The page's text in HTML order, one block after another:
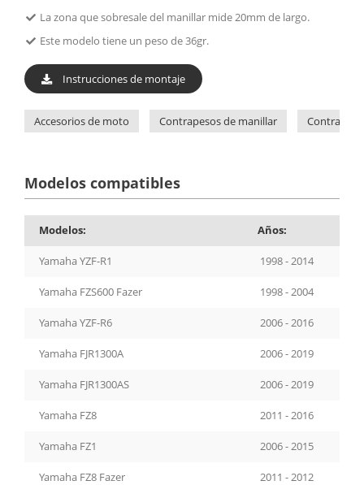
La zona que sobresale del manillar mide 20mm de largo.
Este modelo tiene un peso de 36gr.
Instrucciones de montaje
Accesorios de moto Contrapesos de manillar
Modelos compatibles
Modelos: Años:
Yamaha YZF-R1 1998 - 2014
Yamaha FZS600 Fazer 1998 - 2004
Yamaha YZF-R6 2006 - 2016
Yamaha FJR1300A 2006 - 2019
Yamaha FJR1300AS 2006 - 2019
Yamaha FZ8 2011 - 2016
Yamaha FZ1 2006 - 2015
Yamaha FZ8 Fazer 2011 - 2012